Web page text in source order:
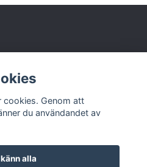
cookies. Genom att
du användandet av
alla